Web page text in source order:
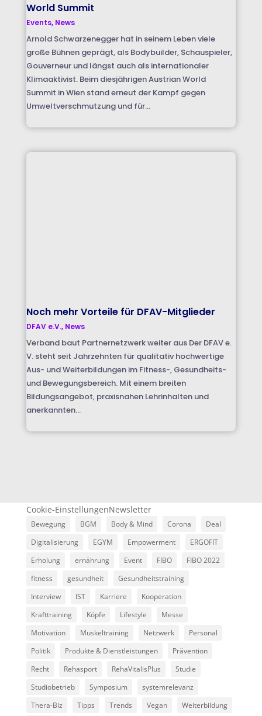
World Summit
Events, News
Arnold Schwarzenegger hat in seinem Leben viele
große Bühnen geprägt, als Bodybuilder, Schauspieler,
Gouverneur und längst auch als internationaler
Klimaaktivist. Beim diesjährigen Austrian World
Summit in Wien stand erneut der Kampf gegen
Umweltverschmutzung und für...
Noch mehr Vorteile für DFAV-Mitglieder
DFAV e.V., News
Verband baut Partnernetzwerk weiter aus Der DFAV e.
V. steht seit Jahrzehnten für qualitativ hochwertige
Aus- und Weiterbildungen im Fitness-, Gesundheits-
und Bewegungsbereich. Mit einem breiten
Bildungsangebot, praxisnahen Lehrinhalten und
anerkannten...
Cookie-EinstellungenNewsletter
Bewegung BGM Body & Mind Corona
Deal
Digitalisierung
EGYM Empowerment
ERGOFIT
Erholung
ernährung Event FIBO
FIBO 2022
fitness
gesundheit
Gesundheitstraining
Interview
IST Karriere
Kooperation
Krafttraining
Köpfe Lifestyle
Messe
Motivation
Muskeltraining Netzwerk
Personal
Politik
Produkte & Dienstleistungen
Prävention
Recht
Rehasport RehaVitalisPlus
Studie
Studiobetrieb
Symposium
systemrelevanz
Thera-Biz
Tipps Trends Vegan Weiterbildung